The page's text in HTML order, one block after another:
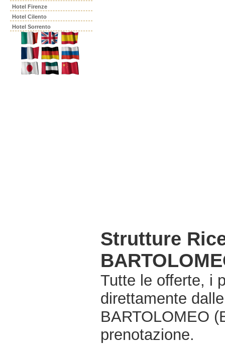
Hotel Firenze
Hotel Cilento
Hotel Sorrento
Strutture
Tutte le offerte, i
direttamente
BARTOLOMEO
prenotazione.